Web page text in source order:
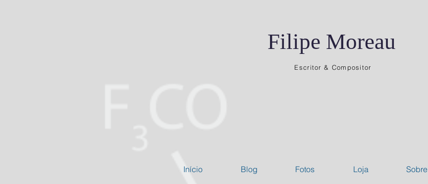
Escritor & Compositor
Filipe Moreau
Início Blog Fotos Loja Sobre